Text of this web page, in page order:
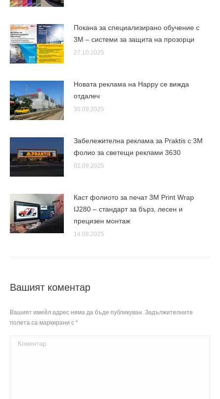
Покана за специализирано обучение с
3M – системи за защита на прозорци
27.10.2025
Новата реклама на Happy се вижда
отдалеч
30.09.2025
Забележителна реклама за Praktis с 3М
фолио за светещи реклами 3630
02.09.2025
Каст фолиото за печат 3M Print Wrap
IJ280 – стандарт за бърз, лесен и
прецизен монтаж
14.08.2025
Вашият коментар
Вашият имейл адрес няма да бъде публикуван. Задължителните
полета са маркирани с *
Коментар